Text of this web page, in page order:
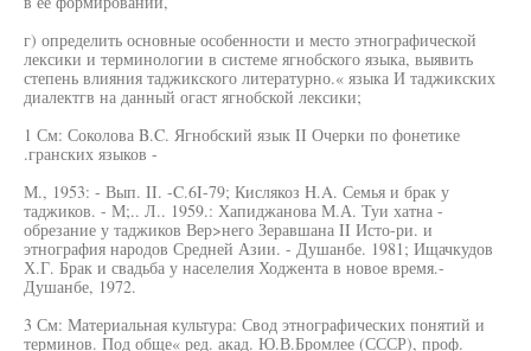
г) определить основные особенности и место этнографической
лексики и терминологии в системе ягнобского языка, выявить
степень влияния таджикского литературно.« языка И таджикских
диалектгв на данный огаст ягнобской лексики;
1 См: Соколова B.C. Ягнобский язык II Очерки по фонетике
.гранских языков -
М., 1953: - Вып. II. -C.6I-79; Кислякоз H.A. Семья и брак у
таджиков. - М;.. Л.. 1959.: Хапиджанова М.А. Туи хатна -
обрезание у таджиков Вер>него Зеравшана II Исто-ри. и
этнография народов Средней Азии. - Душанбе. 1981; Ищачкудов
Х.Г. Брак и свадьба у населелия Ходжента в новое время.-
Душанбе, 1972.
3 См: Материальная культура: Свод этнографических понятий и
терминов. Под обще« ред. акад. Ю.В.Бромлее (СССР), проф.